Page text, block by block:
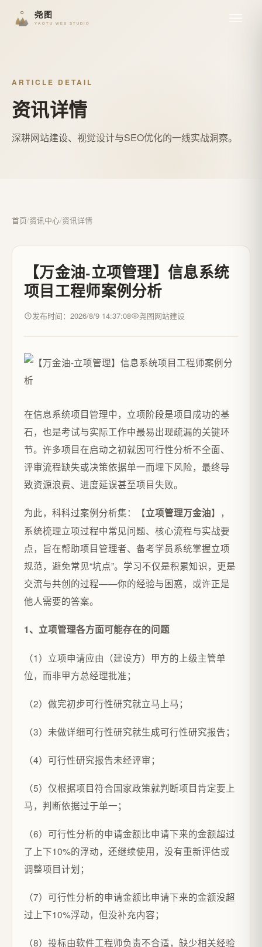
ARTICLE DETAIL
资讯详情
深耕网站建设、视觉设计与SEO优化的一线实战洞察。
首页/资讯中心/资讯详情
【万金油-立项管理】信息系统
项目工程师案例分析
发布时间：2026/8/9 14:37:08 尧图网站建设
在信息系统项目管理中，立项阶段是项目成功的基
石，也是考试与实际工作中最易出现疏漏的关键环
节。许多项目在启动之初就因可行性分析不全面、
评审流程缺失或决策依据单一而埋下风险，最终导
致资源浪费、进度延误甚至项目失败。
为此，科科过案例分析集：【立项管理万金油】，
系统梳理立项过程中常见问题、核心流程与实战要
点，旨在帮助项目管理者、备考学员系统掌握立项
规范，避免常见“坑点”。学习不仅是积累知识，更是
交流与共创的过程——你的经验与困惑，或许正是
他人需要的答案。
1、立项管理各方面可能存在的问题
（1）立项申请应由（建设方）甲方的上级主管单
位，而非甲方总经理批准；
（2）做完初步可行性研究就立马上马；
（3）未做详细可行性研究就生成可行性研究报告；
（4）可行性研究报告未经评审；
（5）仅根据项目符合国家政策就判断项目肯定要上
马，判断依据过于单一；
（6）可行性分析的申请金额比申请下来的金额超过
了上下10%的浮动，还继续使用，没有重新评估或
调整项目计划；
（7）可行性分析的申请金额比申请下来的金额没超
过上下10%浮动，但没补充内容；
（8）投标由软件工程师负责不合适，缺少相关经验